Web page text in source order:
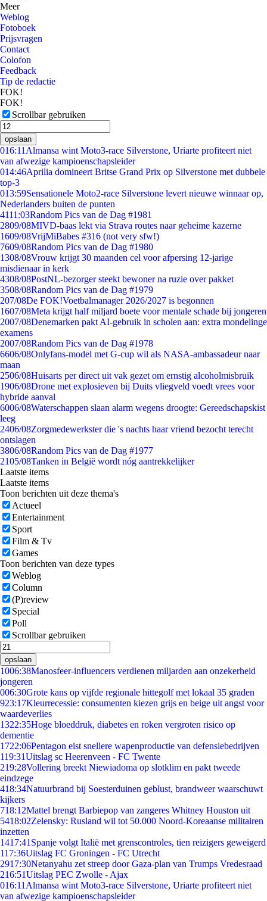
Meer
Weblog
Fotoboek
Prijsvragen
Contact
Colofon
Feedback
Tip de redactie
FOK!
FOK!
Scrollbar gebruiken
opslaan
016:11 Almansa wint Moto3-race Silverstone, Uriarte profiteert niet
van afwezige kampioenschapsleider
014:46Aprilia domineert Britse Grand Prix op Silverstone met dubbele
top-3
013:59Sensationele Moto2-race Silverstone levert nieuwe winnaar op,
Nederlanders buiten de punten
4111:03Random Pics van de Dag #1981
2809/08MIVD-baas lekt via Strava routes naar geheime kazerne
1609/08VrijMiBabes #316 (not very sfw!)
7609/08Random Pics van de Dag #1980
1308/08Vrouw krijgt 30 maanden cel voor afpersing 12-jarige
misdienaar in kerk
4308/08PostNL-bezorger steekt bewoner na ruzie over pakket
3508/08Random Pics van de Dag #1979
207/08De FOK!Voetbalmanager 2026/2027 is begonnen
1607/08Meta krijgt half miljard boete voor mentale schade bij jongeren
2007/08Denemarken pakt AI-gebruik in scholen aan: extra mondelinge
examens
2007/08Random Pics van de Dag #1978
6606/08Onlyfans-model met G-cup wil als NASA-ambassadeur naar
maan
2506/08Huisarts per direct uit vak gezet om ernstig alcoholmisbruik
1906/08Drone met explosieven bij Duits vliegveld voedt vrees voor
hybride aanval
6006/08Waterschappen slaan alarm wegens droogte: Gereedschapskist
leeg
2406/08Zorgmedewerkster die 's nachts haar vriend bezocht terecht
ontslagen
3806/08Random Pics van de Dag #1977
2105/08Tanken in België wordt nóg aantrekkelijker
Laatste items
Laatste items
Toon berichten uit deze thema's
Actueel
Entertainment
Sport
Film & Tv
Games
Toon berichten van deze types
Weblog
Column
(P)review
Special
Poll
Scrollbar gebruiken
opslaan
1006:38Manosfeer-influencers verdienen miljarden aan onzekerheid
jongeren
006:30Grote kans op vijfde regionale hittegolf met lokaal 35 graden
923:17Kleurrecessie: consumenten kiezen grijs en beige uit angst voor
waardeverlies
1322:35Hoge bloeddruk, diabetes en roken vergroten risico op
dementie
1722:06Pentagon eist snellere wapenproductie van defensiebedrijven
119:31Uitslag sc Heerenveen - FC Twente
219:28Vollering breekt Niewiadoma op slotklim en pakt tweede
eindzege
418:34Natuurbrand bij Soesterduinen geblust, brandweer waarschuwt
kijkers
718:12Mattel brengt Barbiepop van zangeres Whitney Houston uit
5418:02Zelensky: Rusland wil tot 50.000 Noord-Koreaanse militairen
inzetten
1417:41 Spanje volgt Italië met grenscontroles, tien reizigers geweigerd
117:36Uitslag FC Groningen - FC Utrecht
2917:30Netanyahu zet streep door Gaza-plan van Trumps Vredesraad
216:51Uitslag PEC Zwolle - Ajax
016:11 Almansa wint Moto3-race Silverstone, Uriarte profiteert niet
van afwezige kampioenschapsleider